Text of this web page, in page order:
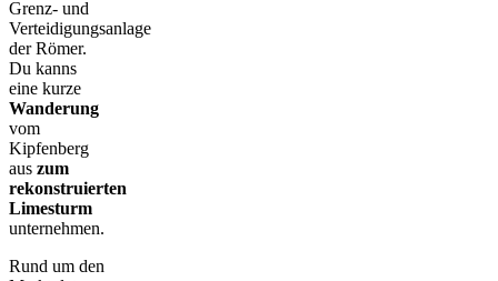
Grenz- und
Verteidigungsanlage
der Römer.
Du kanns
eine kurze
Wanderung
vom
Kipfenberg
aus zum
rekonstruierten
Limesturm
unternehmen.
Rund um den